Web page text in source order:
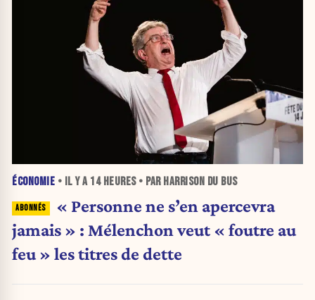
ÉCONOMIE • IL Y A 14 HEURES• PAR HARRISON DU BUS
« Personne ne s’en apercevra
jamais » : Mélenchon veut « foutre au
feu » les titres de dette